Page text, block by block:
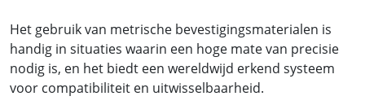
Het gebruik van metrische bevestigingsmaterialen is
handig in situaties waarin een hoge mate van precisie
nodig is, en het biedt een wereldwijd erkend systeem
voor compatibiliteit en uitwisselbaarheid.